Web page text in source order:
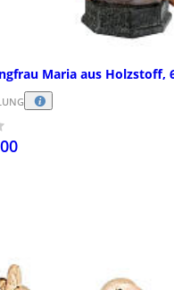
Maria aus Holzstoff,